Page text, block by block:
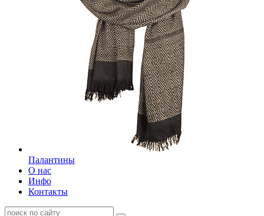
Палантины
О нас
Инфо
Контакты